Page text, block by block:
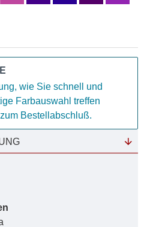
wie Sie schnell und
Farbauswahl treffen
Bestellabschluß.